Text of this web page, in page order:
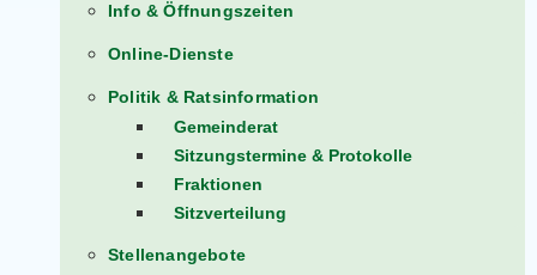
Info & Öffnungszeiten
Online-Dienste
Politik & Ratsinformation
Gemeinderat
Sitzungstermine & Protokolle
Fraktionen
Sitzverteilung
Stellenangebote